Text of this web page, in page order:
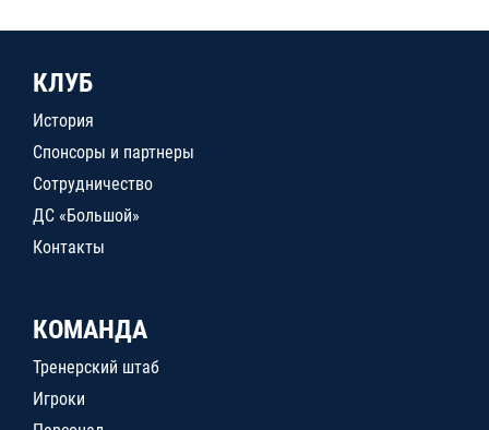
КЛУБ
История
Спонсоры и партнеры
Сотрудничество
ДС «Большой»
Контакты
КОМАНДА
Тренерский штаб
Игроки